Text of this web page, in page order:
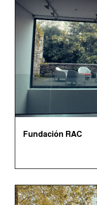
Fundación RAC